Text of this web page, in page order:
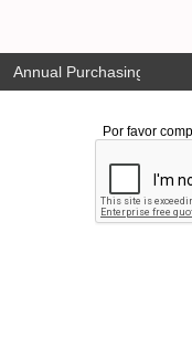
Annual Purchasing Plan
Por favor